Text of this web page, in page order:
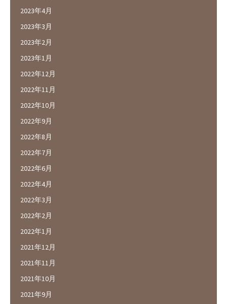
2023年4月
2023年3月
2023年2月
2023年1月
2022年12月
2022年11月
2022年10月
2022年9月
2022年8月
2022年7月
2022年6月
2022年4月
2022年3月
2022年2月
2022年1月
2021年12月
2021年11月
2021年10月
2021年9月